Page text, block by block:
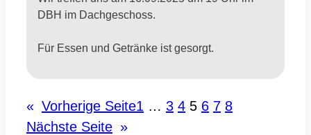
DBH im Dachgeschoss.
Für Essen und Getränke ist gesorgt.
« Vorherige Seite1 … 3 4 5 6 7 8
Nächste Seite »